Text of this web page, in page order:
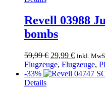
Revell 03988
bombs
59,99€ Ursprünglicher
Preis
war:
29,99 €Aktueller
Preis
ist:
inkl.
Flugzeuge, Flugzeuge,
-33%
Details